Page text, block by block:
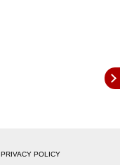
PRIVACY POLICY